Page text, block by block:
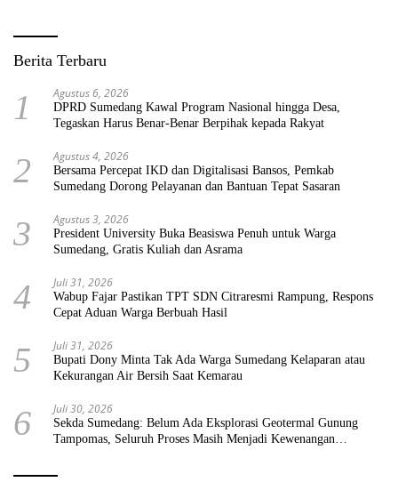
Berita Terbaru
1 Agustus 6, 2026
DPRD Sumedang Kawal Program Nasional hingga Desa,
Tegaskan Harus Benar-Benar Berpihak kepada Rakyat
2 Agustus 4, 2026
Bersama Percepat IKD dan Digitalisasi Bansos, Pemkab
Sumedang Dorong Pelayanan dan Bantuan Tepat Sasaran
3 Agustus 3, 2026
President University Buka Beasiswa Penuh untuk Warga
Sumedang, Gratis Kuliah dan Asrama
4 Juli 31, 2026
Wabup Fajar Pastikan TPT SDN Citraresmi Rampung, Respons
Cepat Aduan Warga Berbuah Hasil
5 Juli 31, 2026
Bupati Dony Minta Tak Ada Warga Sumedang Kelaparan atau
Kekurangan Air Bersih Saat Kemarau
6 Juli 30, 2026
Sekda Sumedang: Belum Ada Eksplorasi Geotermal Gunung
Tampomas, Seluruh Proses Masih Menjadi Kewenangan